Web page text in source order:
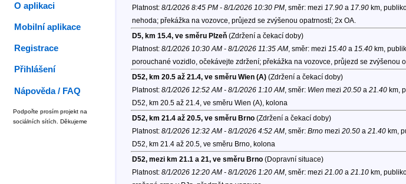
Platnost: 8/1/2026 8:45 PM - 8/1/2026 10:30 PM, směr: mezi 17.90a 17.90km,
nehoda; překážka na vozovce, průjezd se zvýšenou opatrností; 2x OA.
D5, km 15.4, ve směru Plzeň(Zdržení a čekací doby)
Platnost: 8/1/2026 10:30 AM - 8/1/2026 11:35 AM, směr: mezi 15.40a 15.40km,
porouchané vozidlo, očekávejte zdržení; překážka na vozovce, průjezd se zvýšenou
D52, km 20.5 až 21.4, ve směru Wien (A)(Zdržení a čekací doby)
Platnost: 8/1/2026 12:52 AM - 8/1/2026 1:10 AM, směr: Wien mezi 20.50a 21.40km,
D52, km 20.5 až 21.4, ve směru Wien (A), kolona
D52, km 21.4 až 20.5, ve směru Brno(Zdržení a čekací doby)
Platnost: 8/1/2026 12:32 AM - 8/1/2026 4:52 AM, směr: Brnomezi 20.50a 21.40km,
D52, km 21.4 až 20.5, ve směru Brno, kolona
D52, mezi km 21.1 a 21, ve směru Brno(Dopravní situace)
Platnost: 8/1/2026 12:20 AM - 8/1/2026 1:20 AM, směr: mezi 21.00a 21.10km,
O aplikaci
Mobilní aplikace
Registrace
Přihlášení
Nápověda / FAQ
Podpořte prosím projekt na
sociálních sítích. Děkujeme